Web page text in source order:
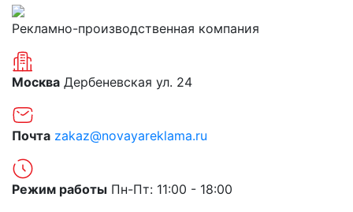
Рекламно-производственная компания
Москва Дербеневская ул. 24
Почта zakaz@novayareklama.ru
Режим работы Пн-Пт: 11:00 - 18:00